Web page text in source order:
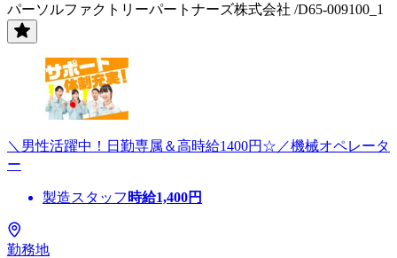
パーソルファクトリーパートナーズ株式会社 /D65-009100_1
＼男性活躍中！日勤専属＆高時給1400円☆／機械オペレータ
ー
製造スタッフ 時給1,400円
勤務地